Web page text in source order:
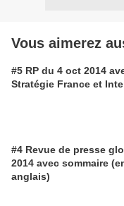
Vous aimerez
#5 RP du 4 oct 2014
Stratégie France et
#4 Revue de presse
2014 avec sommaire
anglais)